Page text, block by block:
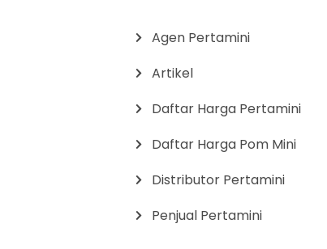
Agen Pertamini
Artikel
Daftar Harga Pertamini
Daftar Harga Pom Mini
Distributor Pertamini
Penjual Pertamini